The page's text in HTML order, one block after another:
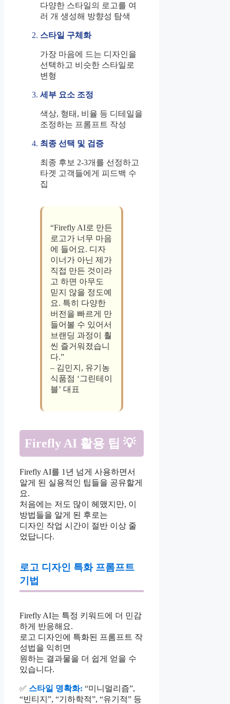
다양한 스타일의 로고를 여
러 개 생성해 방향성 탐색
스타일 구체화
가장 마음에 드는 디자인을
선택하고 비슷한 스타일로
변형
세부 요소 조정
색상, 형태, 비율 등 디테일을
조정하는 프롬프트 작성
최종 선택 및 검증
최종 후보 2-3개를 선정하고
타겟 고객들에게 피드백 수
집
“Firefly AI로 만든
로고가 너무 마음
에 들어요. 디자
이너가 아닌 제가
직접 만든 것이라
고 하면 아무도
믿지 않을 정도예
요. 특히 다양한
버전을 빠르게 만
들어볼 수 있어서
브랜딩 과정이 훨
씬 즐거워졌습니
다.”
– 김민지, 유기농
식품점 ‘그린테이
블’ 대표
Firefly AI 활용 팁 💡
Firefly AI를 1년 넘게 사용하면서
알게 된 실용적인 팁들을 공유할게
요.
처음에는 저도 많이 헤맸지만, 이
방법들을 알게 된 후로는
디자인 작업 시간이 절반 이상 줄
었답니다.
로고 디자인 특화 프롬프트
기법
Firefly AI는 특정 키워드에 더 민감
하게 반응해요.
로고 디자인에 특화된 프롬프트 작
성법을 익히면
원하는 결과물을 더 쉽게 얻을 수
있습니다.
✅ 스타일 명확화: “미니멀리즘”,
“빈티지”, “기하학적”, “유기적” 등